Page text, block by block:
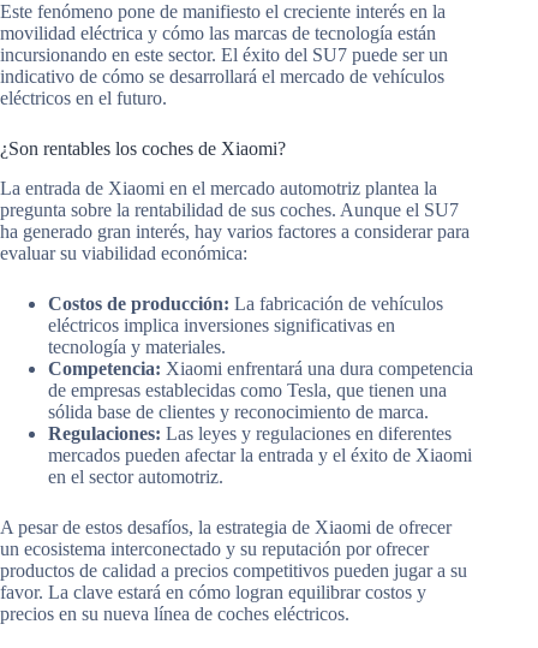
Este fenómeno pone de manifiesto el creciente interés en la
movilidad eléctrica y cómo las marcas de tecnología están
incursionando en este sector. El éxito del SU7 puede ser un
indicativo de cómo se desarrollará el mercado de vehículos
eléctricos en el futuro.
¿Son rentables los coches de Xiaomi?
La entrada de Xiaomi en el mercado automotriz plantea la
pregunta sobre la rentabilidad de sus coches. Aunque el SU7
ha generado gran interés, hay varios factores a considerar para
evaluar su viabilidad económica:
Costos de producción: La fabricación de vehículos
eléctricos implica inversiones significativas en
tecnología y materiales.
Competencia: Xiaomi enfrentará una dura competencia
de empresas establecidas como Tesla, que tienen una
sólida base de clientes y reconocimiento de marca.
Regulaciones: Las leyes y regulaciones en diferentes
mercados pueden afectar la entrada y el éxito de Xiaomi
en el sector automotriz.
A pesar de estos desafíos, la estrategia de Xiaomi de ofrecer
un ecosistema interconectado y su reputación por ofrecer
productos de calidad a precios competitivos pueden jugar a su
favor. La clave estará en cómo logran equilibrar costos y
precios en su nueva línea de coches eléctricos.